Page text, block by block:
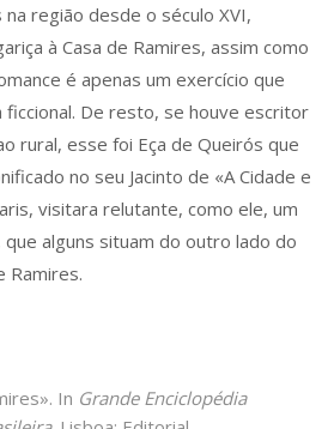
região desde o século XVI,
à Casa de Ramires, assim como
é apenas um exercício que
ficcional. De resto, se houve escritor
rural, esse foi Eça de Queirós que
no seu Jacinto de «A Cidade e
visitara relutante, como ele, um
alguns situam do outro lado do
Ramires.
In Grande Enciclopédia